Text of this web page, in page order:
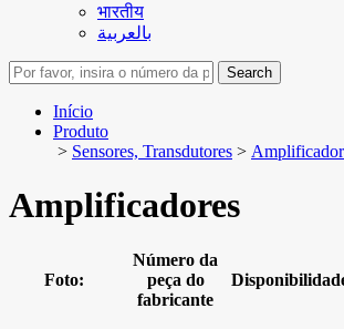
भारतीय
بالعربية
Search
Início
Produto
> Sensores, Transdutores >
Amplificadores
Foto:
Número da
peça do
fabricante